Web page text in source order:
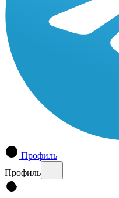
Профиль
Профиль